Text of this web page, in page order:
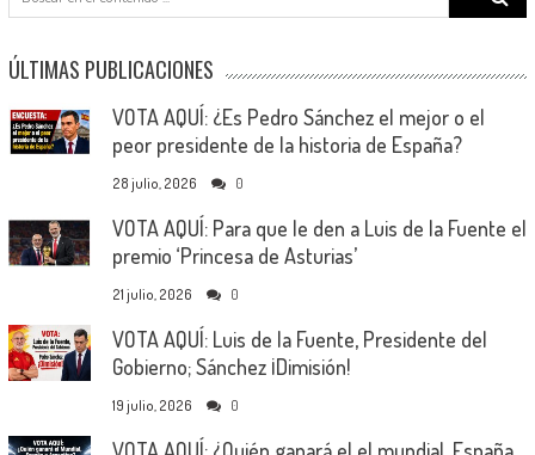
for:
ÚLTIMAS PUBLICACIONES
VOTA AQUÍ: ¿Es Pedro Sánchez el mejor o el
peor presidente de la historia de España?
28 julio, 2026 0
VOTA AQUÍ: Para que le den a Luis de la Fuente el
premio ‘Princesa de Asturias’
21 julio, 2026 0
VOTA AQUÍ: Luis de la Fuente, Presidente del
Gobierno; Sánchez ¡Dimisión!
19 julio, 2026 0